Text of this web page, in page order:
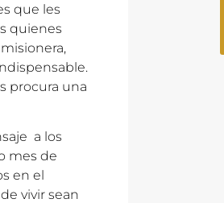
que les
quienes
procura una
a los
mes de
en el
vivir sean